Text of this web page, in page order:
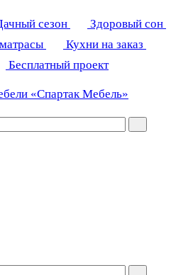
сезон
Здоровый сон
Кухни на заказ
Бесплатный проект